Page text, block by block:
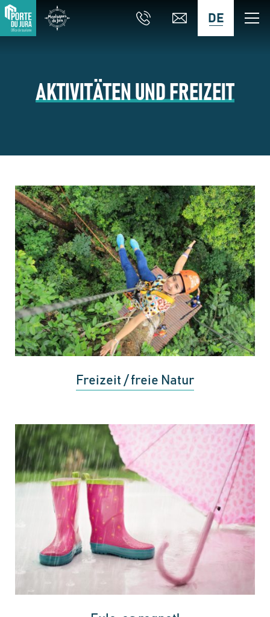
DE
AKTIVITÄTEN UND FREIZEIT
Freizeit / freie Natur